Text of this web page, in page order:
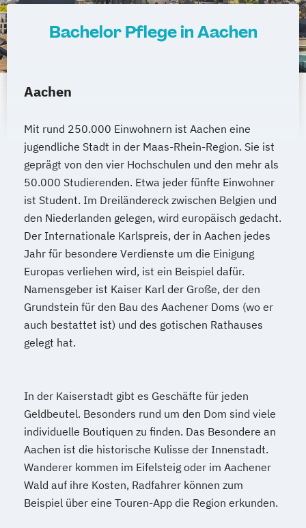
Bachelor Pflege in Aachen
Aachen
Mit rund 250.000 Einwohnern ist Aachen eine
jugendliche Stadt in der Maas-Rhein-Region. Sie ist
geprägt von den vier Hochschulen und den mehr als
50.000 Studierenden. Etwa jeder fünfte Einwohner
ist Student. Im Dreiländereck zwischen Belgien und
den Niederlanden gelegen, wird europäisch gedacht.
Der Internationale Karlspreis, der in Aachen jedes
Jahr für besondere Verdienste um die Einigung
Europas verliehen wird, ist ein Beispiel dafür.
Namensgeber ist Kaiser Karl der Große, der den
Grundstein für den Bau des Aachener Doms (wo er
auch bestattet ist) und des gotischen Rathauses
gelegt hat.
In der Kaiserstadt gibt es Geschäfte für jeden
Geldbeutel. Besonders rund um den Dom sind viele
individuelle Boutiquen zu finden. Das Besondere an
Aachen ist die historische Kulisse der Innenstadt.
Wanderer kommen im Eifelsteig oder im Aachener
Wald auf ihre Kosten, Radfahrer können zum
Beispiel über eine Touren-App die Region erkunden.